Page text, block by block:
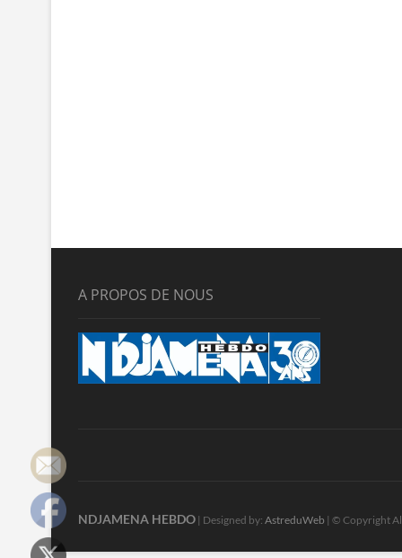
A PROPOS DE NOUS
NDJAMENA HEBDO | Designed by: AstreduWeb | © Copyright